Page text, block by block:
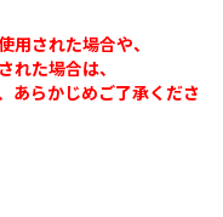
用された場合や、
れた場合は、
あらかじめご了承くださ